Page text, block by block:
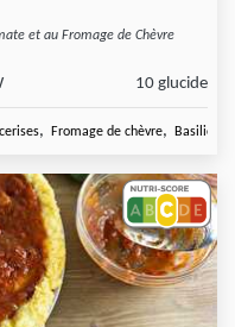
et au Fromage de Chèvre
10 glucide
, Fromage de chèvre, Basilic